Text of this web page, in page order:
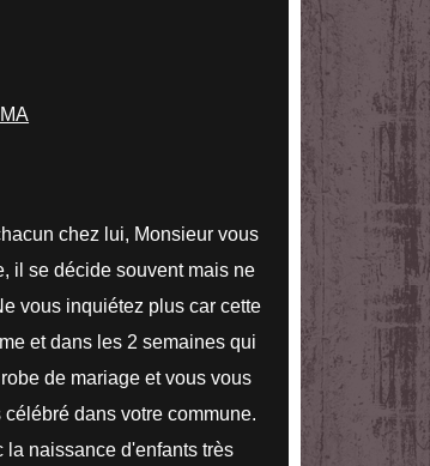
chez lui, Monsieur vous
il se décide souvent mais ne
vous inquiétez plus car cette
et dans les 2 semaines qui
de mariage et vous vous
dans votre commune.
la naissance d'enfants très